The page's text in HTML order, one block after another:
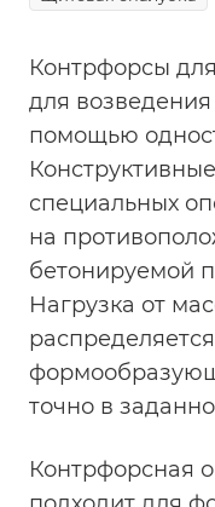
Контрфорсы
для
помощью
специальных
на
бетонируемой
Нагрузка от
точно в
Контрфорсная